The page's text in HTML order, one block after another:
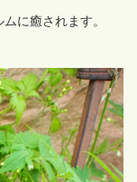
に癒されます。